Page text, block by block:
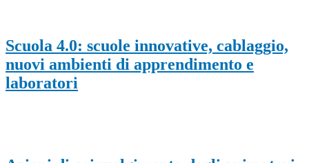
Scuola 4.0: scuole innovative, cablaggio,
nuovi ambienti di apprendimento e
laboratori